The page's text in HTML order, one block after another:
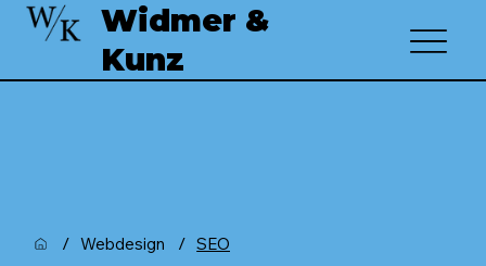
Widmer &
Kunz
/ Webdesign / SEO